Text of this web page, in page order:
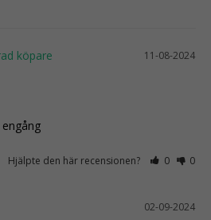
11-08-2024
Hjälpte den här recensionen? 0 0
02-09-2024